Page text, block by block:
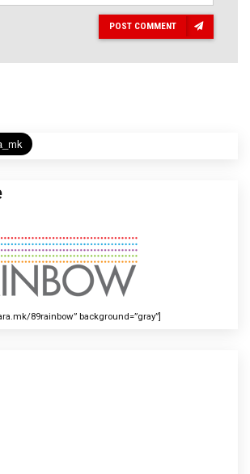
POST COMMENT
89rainbow” background=”gray”]